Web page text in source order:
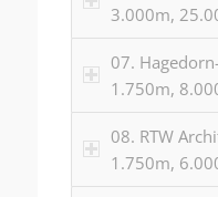
3.000m,
07.
1.750m,
08. RTW
1.750m,